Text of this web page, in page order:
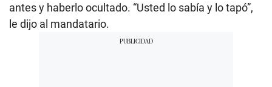
antes y haberlo ocultado. “Usted lo sabía y lo tapó”,
le dijo al mandatario.